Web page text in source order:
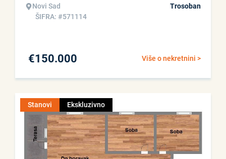
Novi Sad
ŠIFRA: #571114
Trosoban
Više o nekretnini >
€150.000
Stanovi Ekskluzivno